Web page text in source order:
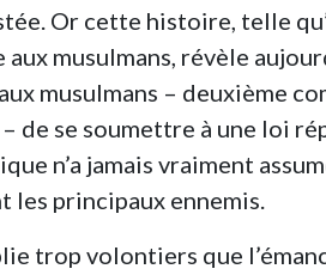
Or cette histoire, telle
aux musulmans, révèle
musulmans – deuxième
de se soumettre à une loi
n’a jamais vraiment
les principaux ennemis.
trop volontiers que